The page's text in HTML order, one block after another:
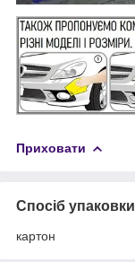
Приховати
Спосіб упаковки
картон